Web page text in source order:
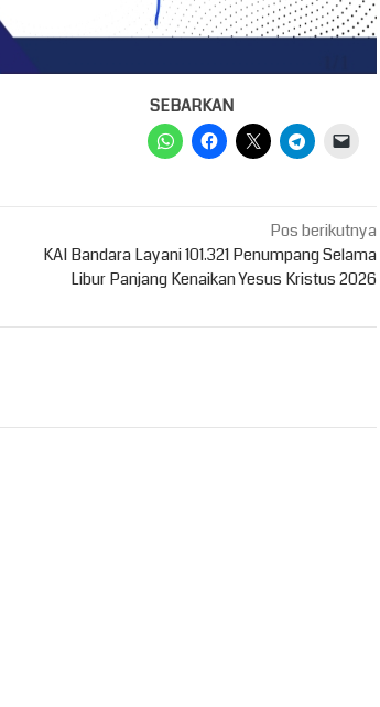
SEBARKAN
Pos berikutnya
KAI Bandara Layani 101.321 Penumpang Selama
Libur Panjang Kenaikan Yesus Kristus 2026